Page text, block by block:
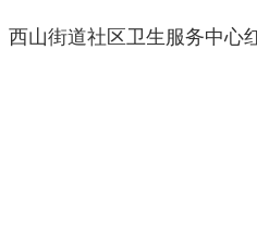
山街道社区卫生服务中心